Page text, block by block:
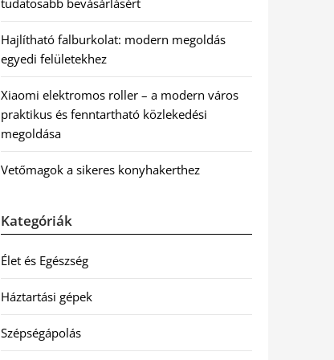
tudatosabb bevásárlásért
Hajlítható falburkolat: modern megoldás
egyedi felületekhez
Xiaomi elektromos roller – a modern város
praktikus és fenntartható közlekedési
megoldása
Vetőmagok a sikeres konyhakerthez
Kategóriák
Élet és Egészség
Háztartási gépek
Szépségápolás